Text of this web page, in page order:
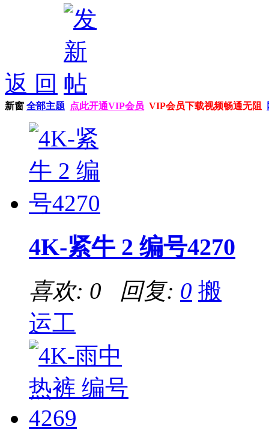
返 回
新窗 全部主题 点此开通VIP会员 VIP会员下载视频畅通无阻
4K-紧牛 2 编号4270
喜欢: 0 回复: 0 搬
运工